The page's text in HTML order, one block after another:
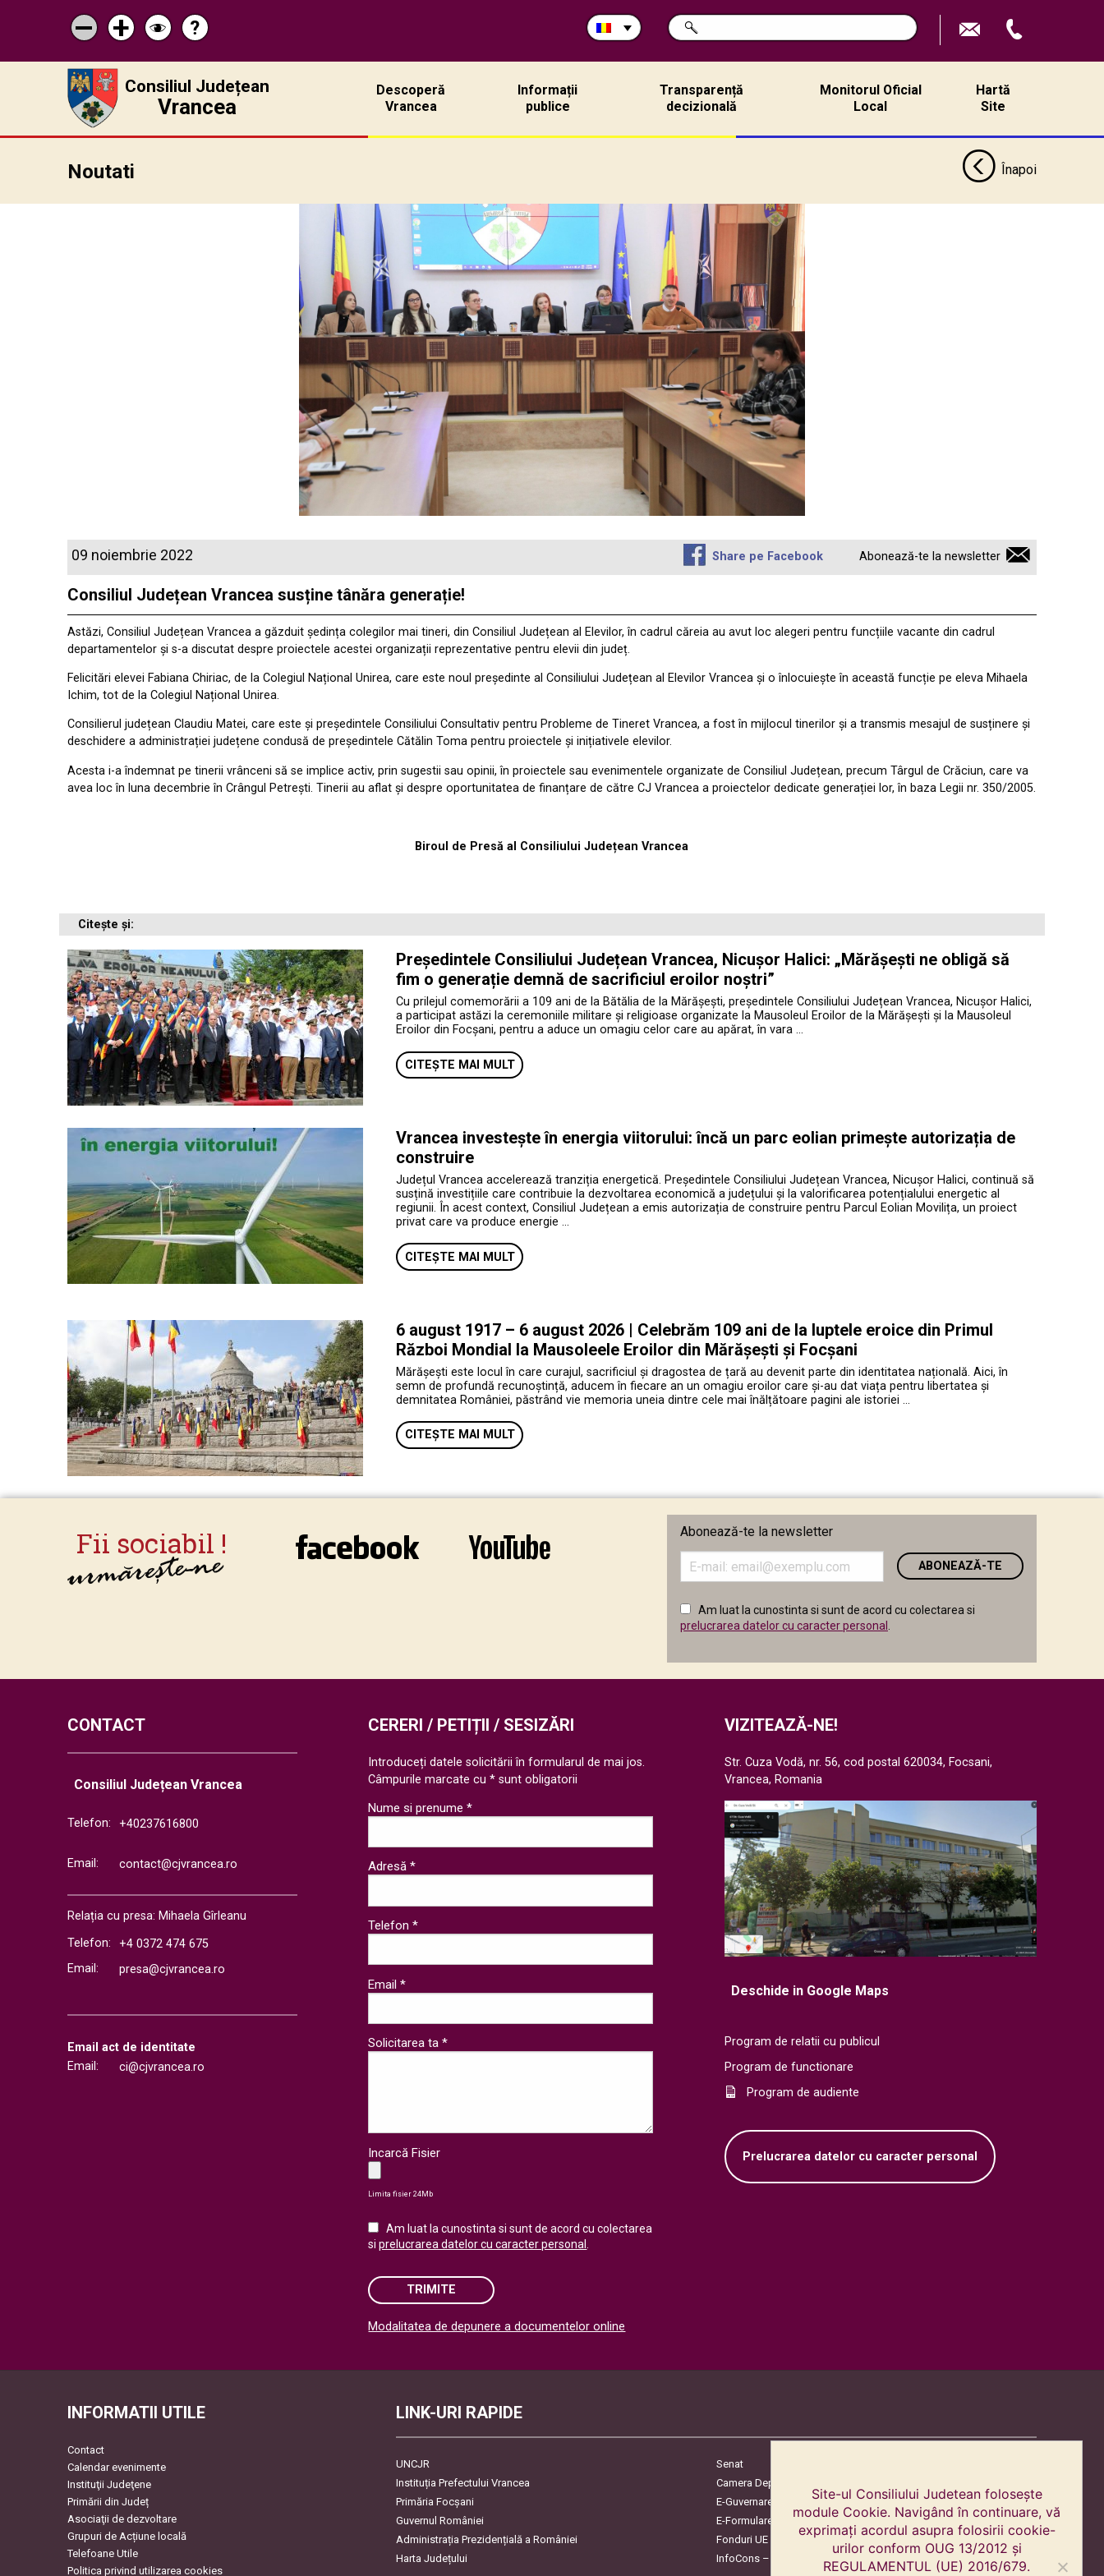
Micșorează
scrisul
Mărește
scrisul
Schimbă
contrastul
Pagina
de
ajutor
?
Caută
în
CAUTĂ
Consiliul Județean
Vrancea
Descoperă
Vrancea
Informații
publice
Transparență
decizională
Monitorul Oficial
Local
Hartă
Site
Noutati Înapoi
09 noiembrie 2022 Share pe Facebook Abonează-te la newsletter
Consiliul Județean Vrancea susține tânăra generație!
Astăzi, Consiliul Județean Vrancea a găzduit ședința colegilor mai tineri, din Consiliul Județean al Elevilor, în cadrul căreia au avut loc alegeri pentru funcțiile vacante din cadrul
departamentelor și s-a discutat despre proiectele acestei organizații reprezentative pentru elevii din județ.
Felicitări elevei Fabiana Chiriac, de la Colegiul Național Unirea, care este noul președinte al Consiliului Județean al Elevilor Vrancea și o înlocuiește în această funcție pe eleva Mihaela
Ichim, tot de la Colegiul Național Unirea.
Consilierul județean Claudiu Matei, care este și președintele Consiliului Consultativ pentru Probleme de Tineret Vrancea, a fost în mijlocul tinerilor și a transmis mesajul de susținere și
deschidere a administrației județene condusă de președintele Cătălin Toma pentru proiectele și inițiativele elevilor.
Acesta i-a îndemnat pe tinerii vrânceni să se implice activ, prin sugestii sau opinii, în proiectele sau evenimentele organizate de Consiliul Județean, precum Târgul de Crăciun, care va
avea loc în luna decembrie în Crângul Petrești. Tinerii au aflat și despre oportunitatea de finanțare de către CJ Vrancea a proiectelor dedicate generației lor, în baza Legii nr. 350/2005.
Biroul de Presă al Consiliului Județean Vrancea
Citește și:
Președintele Consiliului Județean Vrancea, Nicușor Halici: „Mărășești ne obligă să
fim o generație demnă de sacrificiul eroilor noștri”
Cu prilejul comemorării a 109 ani de la Bătălia de la Mărășești, președintele Consiliului Județean Vrancea, Nicușor Halici,
a participat astăzi la ceremoniile militare și religioase organizate la Mausoleul Eroilor de la Mărășești și la Mausoleul
Eroilor din Focșani, pentru a aduce un omagiu celor care au apărat, în vara …
CITEȘTE MAI MULT
Vrancea investește în energia viitorului: încă un parc eolian primește autorizația de
construire
Județul Vrancea accelerează tranziția energetică. Președintele Consiliului Județean Vrancea, Nicușor Halici, continuă să
susțină investițiile care contribuie la dezvoltarea economică a județului și la valorificarea potențialului energetic al
regiunii. În acest context, Consiliul Județean a emis autorizația de construire pentru Parcul Eolian Movilița, un proiect
privat care va produce energie …
CITEȘTE MAI MULT
6 august 1917 – 6 august 2026 | Celebrăm 109 ani de la luptele eroice din Primul
Război Mondial la Mausoleele Eroilor din Mărășești și Focșani
Mărășești este locul în care curajul, sacrificiul și dragostea de țară au devenit parte din identitatea națională. Aici, în
semn de profundă recunoștință, aducem în fiecare an un omagiu eroilor care și-au dat viața pentru libertatea și
demnitatea României, păstrând vie memoria uneia dintre cele mai înălțătoare pagini ale istoriei …
CITEȘTE MAI MULT
Abonează-te la newsletter
adresa
email
în
câmpul
Am luat la cunostinta si sunt de acord cu colectarea si
prelucrarea datelor cu caracter personal
CONTACT
Consiliul Județean Vrancea
Telefon: +40237616800
Email: contact@cjvrancea.ro
Relația cu presa: Mihaela Gîrleanu
Telefon:
+4 0372 474 675
Email:
presa@cjvrancea.ro
Email act de identitate
Email:
ci@cjvrancea.ro
VIZITEAZĂ-NE!
Str. Cuza Vodă, nr. 56, cod postal 620034, Focsani,
Vrancea, Romania
Deschide in Google Maps
Program de relatii cu publicul
Program de functionare
Program de audiente
Prelucrarea datelor cu caracter personal
CERERI / PETIȚII / SESIZĂRI
Introduceți datele solicitării în formularul de mai jos.
Câmpurile marcate cu * sunt obligatorii
Nume si prenume *
Adresă *
Telefon *
Email *
Solicitarea ta *
Incarcă Fisier
Limita fisier 24Mb
Am luat la cunostinta si sunt de acord cu colectarea
siprelucrarea datelor cu caracter personal
TRIMITE
Please leave this field empty.
Modalitatea de depunere a documentelor online
INFORMATII UTILE
Contact
Calendar evenimente
Instituţii Judeţene
Primării din Județ
Asociaţii de dezvoltare
Grupuri de Acțiune locală
Telefoane Utile
Politica privind utilizarea cookies
LINK-URI RAPIDE
UNCJR
Senat
Instituția Prefectului Vrancea
Camera Deputaților
Primăria Focşani
E-Guvernare
Guvernul României
E-Formulare
Administrația Prezidențială a României
Fonduri UE
Harta Județului
InfoCons – Protecția Consumatorilor
Site-ul Consiliului Judetean folosește
module Cookie. Navigând în continuare, vă
exprimați acordul asupra folosirii cookie-
urilor conform OUG 13/2012 și
REGULAMENTUL (UE) 2016/679.